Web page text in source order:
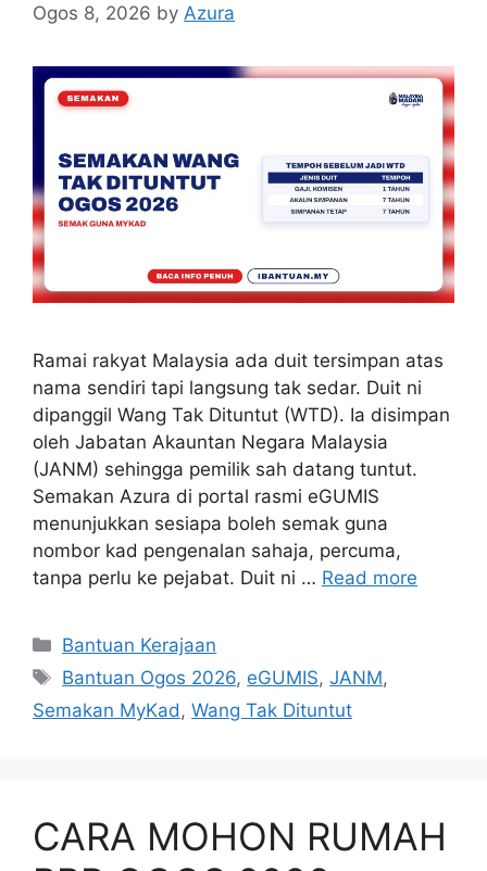
Ogos 8, 2026 by Azura
Ramai rakyat Malaysia ada duit tersimpan atas
nama sendiri tapi langsung tak sedar. Duit ni
dipanggil Wang Tak Dituntut (WTD). Ia disimpan
oleh Jabatan Akauntan Negara Malaysia
(JANM) sehingga pemilik sah datang tuntut.
Semakan Azura di portal rasmi eGUMIS
menunjukkan sesiapa boleh semak guna
nombor kad pengenalan sahaja, percuma,
tanpa perlu ke pejabat. Duit ni … Read more
Categories
Bantuan Kerajaan
Tags
Bantuan Ogos 2026, eGUMIS,JANM,
Semakan MyKad, Wang Tak Dituntut
CARA MOHON RUMAH